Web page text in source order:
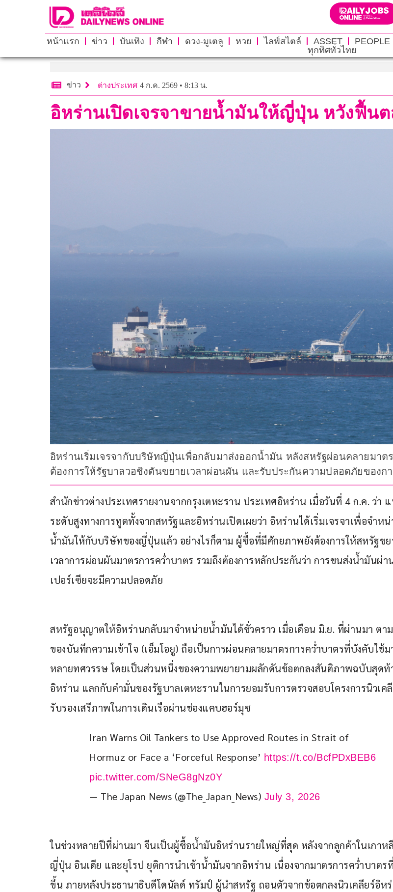
หน้าแรก ข่าว บันเทิง กีฬา ดวง-มูเตลู หวย ไลฟ์สไตล์ ASSET PEOPLE
ทุกทิศทั่วไทย
ข่าว ต่างประเทศ 4 ก.ค. 2569 • 8:13 น.
อิหร่านเปิดเจรจาขายน้ำมันให้ญี่ปุ่น หวังฟื้น
อิหร่านเริ่มเจรจากับบริษัทญี่ปุ่นเพื่อกลับมาส่งออกน้ำมัน หลังสหรัฐผ่อนคลายมาต
ต้องการให้รัฐบาลวอชิงตันขยายเวลาผ่อนผัน และรับประกันความปลอดภัยของ
สำนักข่าวต่างประเทศรายงานจากกรุงเตหะราน ประเทศอิหร่าน เมื่อวันที่ 4 ก.ค. ว่า แ
ระดับสูงทางการทูตทั้งจากสหรัฐและอิหร่านเปิดเผยว่า อิหร่านได้เริ่มเจรจาเพื่อจำหน่
น้ำมันให้กับบริษัทของญี่ปุ่นแล้ว อย่างไรก็ตาม ผู้ซื้อที่มีศักยภาพยังต้องการให้สหรัฐขย
เวลาการผ่อนผันมาตรการคว่ำบาตร รวมถึงต้องการหลักประกันว่า การขนส่งน้ำมันผ่า
เปอร์เซียจะมีความปลอดภัย
สหรัฐอนุญาตให้อิหร่านกลับมาจำหน่ายน้ำมันได้ชั่วคราว เมื่อเดือน มิ.ย. ที่ผ่านมา ตาม
ของบันทึกความเข้าใจ (เอ็มโอยู) ถือเป็นการผ่อนคลายมาตรการคว่ำบาตรที่บังคับใช้
หลายทศวรรษ โดยเป็นส่วนหนึ่งของความพยายามผลักดันข้อตกลงสันติภาพฉบับสุดท้
อิหร่าน แลกกับคำมั่นของรัฐบาลเตหะรานในการยอมรับการตรวจสอบโครงการนิวเค
รับรองเสรีภาพในการเดินเรือผ่านช่องแคบฮอร์มุซ
Iran Warns Oil Tankers to Use Approved Routes in Strait of
Hormuz or Face a ‘Forceful Response’ https://t.co/BcfPDxBEB6
pic.twitter.com/SNeG8gNz0Y
— The Japan News (@The_Japan_News) July 3, 2026
ในช่วงหลายปีที่ผ่านมา จีนเป็นผู้ซื้อน้ำมันอิหร่านรายใหญ่ที่สุด หลังจากลูกค้าในเกาห
ญี่ปุ่น อินเดีย และยุโรป ยุติการนำเข้าน้ำมันจากอิหร่าน เนื่องจากมาตรการคว่ำบาตร
ขึ้น ภายหลังประธานาธิบดีโดนัลด์ ทรัมป์ ผู้นำสหรัฐ ถอนตัวจากข้อตกลงนิวเคลียร์อิห